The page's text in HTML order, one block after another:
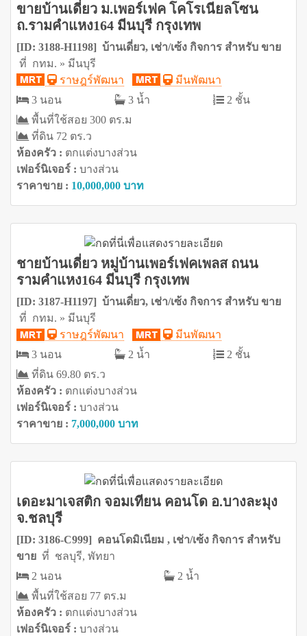
ขายบ้านเดี่ยว ม.เพอร์เฟค โคโรเนียลโซน
ถ.รามคำแหง164 มีนบุรี กรุงเทพ
[ID: 3188-H1198] บ้านเดี่ยว, เช่า/เซ้ง กิจการ สำหรับ ขาย
ที่ กทม. » มีนบุรี
ราษฎร์พัฒนา
มีนพัฒนา
3 นอน
3 น้ำ
2 ชั้น
พื้นที่ใช้สอย 300 ตร.ม
ที่ดิน 72 ตร.ว
ห้องครัว : ตกแต่งบางส่วน
เฟอร์นิเจอร์ : บางส่วน
ราคาขาย : 10,000,000 บาท
ชายบ้านเดี่ยว หมู่บ้านเพอร์เฟคเพลส ถนน
รามคำแหง164 มีนบุรี กรุงเทพ
[ID: 3187-H1197] บ้านเดี่ยว, เช่า/เซ้ง กิจการ สำหรับ ขาย
ที่ กทม. » มีนบุรี
ราษฎร์พัฒนา
มีนพัฒนา
3 นอน
2 น้ำ
2 ชั้น
ที่ดิน 69.80 ตร.ว
ห้องครัว : ตกแต่งบางส่วน
เฟอร์นิเจอร์ : บางส่วน
ราคาขาย : 7,000,000 บาท
เดอะมาเจสติก จอมเทียน คอนโด อ.บางละมุง
จ.ชลบุรี
[ID: 3186-C999] คอนโดมิเนียม , เช่า/เซ้ง กิจการ สำหรับ
ขาย ที่ ชลบุรี, พัทยา
2 นอน
2 น้ำ
พื้นที่ใช้สอย 77 ตร.ม
ห้องครัว : ตกแต่งบางส่วน
เฟอร์นิเจอร์ : บางส่วน